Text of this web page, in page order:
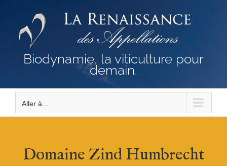
contenu
Biodynamie, la viticulture pour
demain.
Aller à...
Domaine Zind Humbrecht